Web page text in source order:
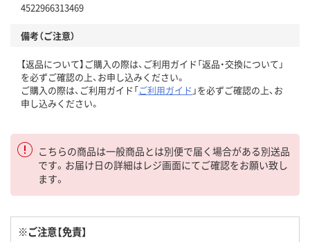
4522966313469
備考（ご注意）
【返品について】ご購入の際は、ご利用ガイド「返品・交換について」
を必ずご確認の上、お申し込みください。
ご購入の際は、ご利用ガイド「ご利用ガイド 」を必ずご確認の上、お
申し込みください。
こちらの商品は一般商品とは別便で届く場合がある別送品
です。お届け日の詳細はレジ画面にてご確認をお願い致し
ます。
※ご注意【免責】